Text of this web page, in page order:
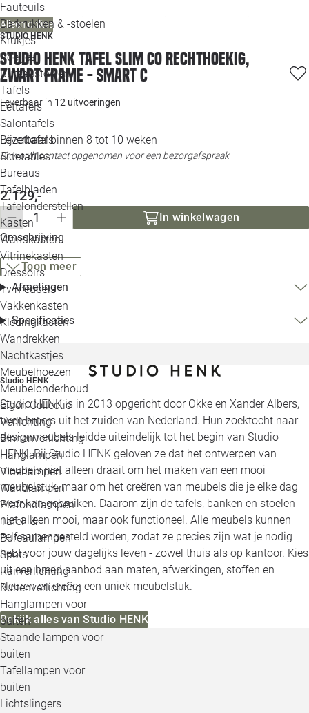
Fauteuils
Barkrukken & -stoelen
Krukjes
Poefjes
Bureaustoelen
Tafels
Eettafels
Salontafels
Bijzettafels
Sidetables
Bureaus
Tafelbladen
Tafelonderstellen
Kasten
Wandkasten
Vitrinekasten
Dressoirs
Tv meubels
Vakkenkasten
Kledingkasten
Wandrekken
Nachtkastjes
Meubelhoezen
Meubelonderhoud
Eigen Collectie
Verlichting
Binnenverlichting
Hanglampen
Vloerlampen
Wandlampen
Plafondlampen
Tafel- &
Bureaulampen
Spots
Railverlichting
Buitenverlichting
Hanglampen voor
buiten
Staande lampen voor
buiten
Tafellampen voor
buiten
Lichtslingers
Alleen online
STUDIO HENK
Studio HENK tafel Slim Co Rechthoekig,
zwart frame - Smart C
Leverbaar in 12 uitvoeringen
Leverbaar binnen 8 tot 10 weken
Er wordt contact opgenomen voor een bezorgafspraak
2.129,-
In winkelwagen
Omschrijving
Toon meer
Afmetingen
Specificaties
Studio HENK
Studio HENK is in 2013 opgericht door Okke en Xander Albers,
twee broers uit het zuiden van Nederland. Hun zoektocht naar
designmeubels leidde uiteindelijk tot het begin van Studio
HENK. Bij Studio HENK geloven ze dat het ontwerpen van
meubels niet alleen draait om het maken van een mooi
meubelstuk, maar om het creëren van meubels die je elke dag
weer kan gebruiken. Daarom zijn de tafels, banken en stoelen
niet alleen mooi, maar ook functioneel. Alle meubels kunnen
zelf samengesteld worden, zodat ze precies zijn wat je nodig
hebt voor jouw dagelijks leven - zowel thuis als op kantoor. Kies
uit een breed aanbod aan maten, afwerkingen, stoffen en
kleuren en creëer een uniek meubelstuk.
Bekijk alles van Studio HENK